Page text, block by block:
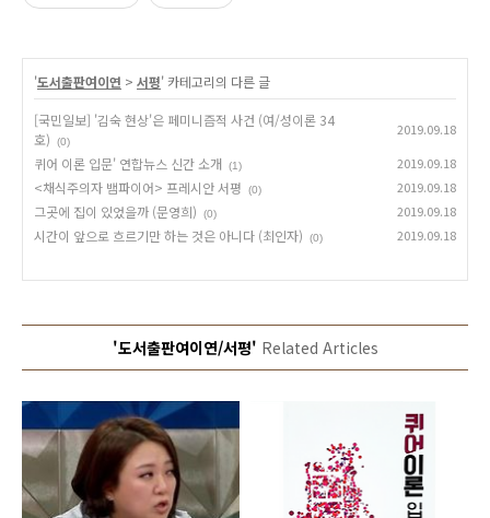
'도서출판여이연 > 서평' 카테고리의 다른 글
[국민일보] '김숙 현상'은 페미니즘적 사건 (여/성이론 34
호)
(0)
2019.09.18
퀴어 이론 입문' 연합뉴스 신간 소개 (1) 2019.09.18
<채식주의자 뱀파이어> 프레시안 서평 (0) 2019.09.18
그곳에 집이 있었을까 (문영희) (0) 2019.09.18
시간이 앞으로 흐르기만 하는 것은 아니다 (최인자) (0) 2019.09.18
'도서출판여이연/서평' Related Articles